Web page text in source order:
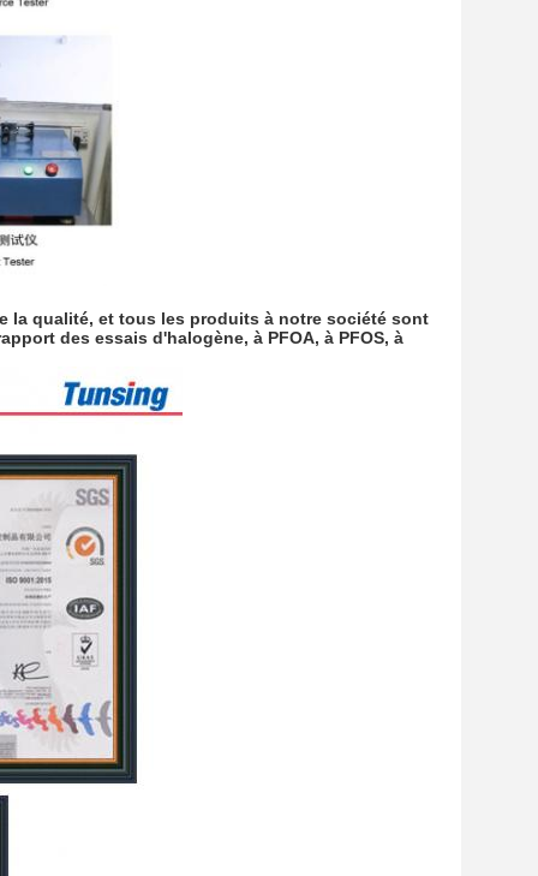
la qualité, et tous les produits à notre société sont
des essais d'halogène, à PFOA, à PFOS, à